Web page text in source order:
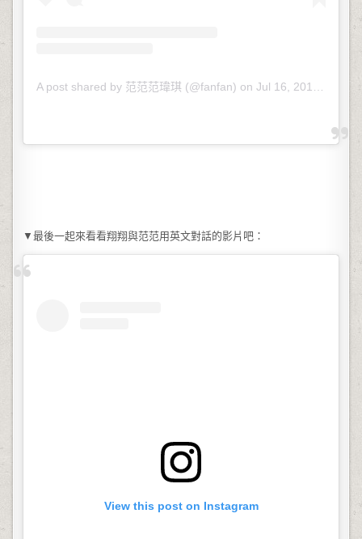
A post shared by 范范范瑋琪 (@fanfan) onJul 16, 2018 at 7:00pm PDT
▼最後一起來看看翔翔與范范用英文對話的影片吧：
View this post on Instagram